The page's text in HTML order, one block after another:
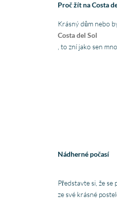
Proč žít na Costa
Krásný dům nebo
Costa del Sol
, to zní jako sen
Nádherné počasí
Představte si, že
ze své krásné